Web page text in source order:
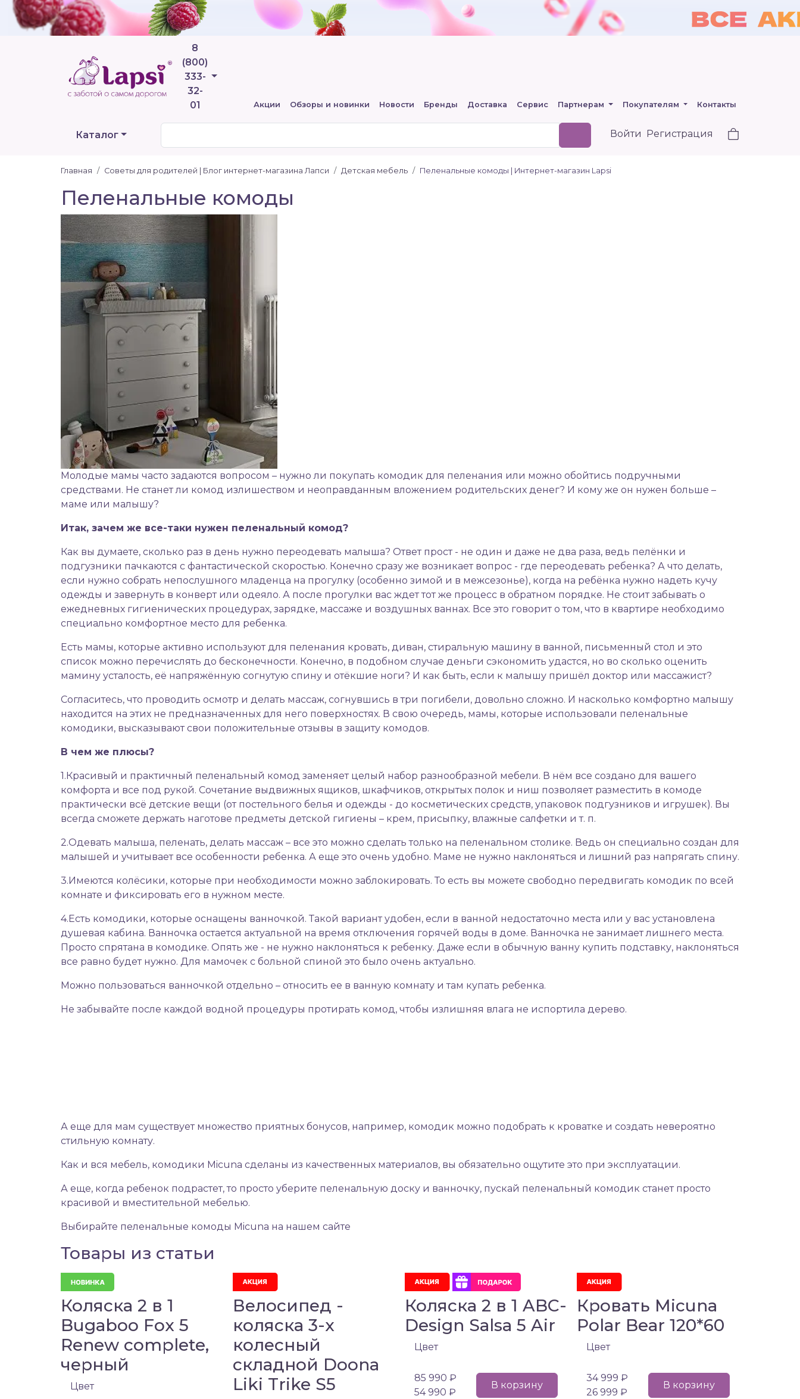
8
(800)
333-
32-
01
Телефоны
Акции Обзоры и новинки Новости Бренды Доставка Сервис Партнерам Покупателям Контакты
Каталог Войти Регистрация
Главная Советы для родителей | Блог интернет-магазина Лапси Детская мебель Пеленальные комоды | Интернет-магазин Lapsi
Пеленальные комоды
Молодые мамы часто задаются вопросом – нужно ли покупать комодик для пеленания или можно обойтись подручными
средствами. Не станет ли комод излишеством и неоправданным вложением родительских денег? И кому же он нужен больше –
маме или малышу?
Итак, зачем же все-таки нужен пеленальный комод?
Как вы думаете, сколько раз в день нужно переодевать малыша? Ответ прост - не один и даже не два раза, ведь пелёнки и
подгузники пачкаются с фантастической скоростью. Конечно сразу же возникает вопрос - где переодевать ребенка? А что делать,
если нужно собрать непослушного младенца на прогулку (особенно зимой и в межсезонье), когда на ребёнка нужно надеть кучу
одежды и завернуть в конверт или одеяло. А после прогулки вас ждет тот же процесс в обратном порядке. Не стоит забывать о
ежедневных гигиенических процедурах, зарядке, массаже и воздушных ваннах. Все это говорит о том, что в квартире необходимо
специально комфортное место для ребенка.
Есть мамы, которые активно используют для пеленания кровать, диван, стиральную машину в ванной, письменный стол и это
список можно перечислять до бесконечности. Конечно, в подобном случае деньги сэкономить удастся, но во сколько оценить
мамину усталость, её напряжённую согнутую спину и отёкшие ноги? И как быть, если к малышу пришёл доктор или массажист?
Согласитесь, что проводить осмотр и делать массаж, согнувшись в три погибели, довольно сложно. И насколько комфортно малышу
находится на этих не предназначенных для него поверхностях. В свою очередь, мамы, которые использовали пеленальные
комодики, высказывают свои положительные отзывы в защиту комодов.
В чем же плюсы?
1.Красивый и практичный пеленальный комод заменяет целый набор разнообразной мебели. В нём все создано для вашего
комфорта и все под рукой. Сочетание выдвижных ящиков, шкафчиков, открытых полок и ниш позволяет разместить в комоде
практически всё детские вещи (от постельного белья и одежды - до косметических средств, упаковок подгузников и игрушек). Вы
всегда сможете держать наготове предметы детской гигиены – крем, присыпку, влажные салфетки и т. п.
2.Одевать малыша, пеленать, делать массаж – все это можно сделать только на пеленальном столике. Ведь он специально создан для
малышей и учитывает все особенности ребенка. А еще это очень удобно. Маме не нужно наклоняться и лишний раз напрягать спину.
3.Имеются колёсики, которые при необходимости можно заблокировать. То есть вы можете свободно передвигать комодик по всей
комнате и фиксировать его в нужном месте.
4.Есть комодики, которые оснащены ванночкой. Такой вариант удобен, если в ванной недостаточно места или у вас установлена
душевая кабина. Ванночка остается актуальной на время отключения горячей воды в доме. Ванночка не занимает лишнего места.
Просто спрятана в комодике. Опять же - не нужно наклоняться к ребенку. Даже если в обычную ванну купить подставку, наклоняться
все равно будет нужно. Для мамочек с больной спиной это было очень актуально.
Можно пользоваться ванночкой отдельно – относить ее в ванную комнату и там купать ребенка.
Не забывайте после каждой водной процедуры протирать комод, чтобы излишняя влага не испортила дерево.
А еще для мам существует множество приятных бонусов, например, комодик можно подобрать к кроватке и создать невероятно
стильную комнату.
Как и вся мебель, комодики Micuna сделаны из качественных материалов, вы обязательно ощутите это при эксплуатации.
А еще, когда ребенок подрастет, то просто уберите пеленальную доску и ванночку, пускай пеленальный комодик станет просто
красивой и вместительной мебелью.
Выбирайте пеленальные комоды Micuna на нашем сайте
Товары из статьи
Коляска 2 в 1
Bugaboo Fox 5
Renew complete,
черный
Цвет
Велосипед -
коляска 3-х
колесный
складной Doona
Liki Trike S5
Коляска 2 в 1 ABC-
Design Salsa 5 Air
Цвет
85 990 ₽
54 990 ₽
В корзину
Кровать Micuna
Polar Bear 120*60
Цвет
34 999 ₽
26 999 ₽
В корзину